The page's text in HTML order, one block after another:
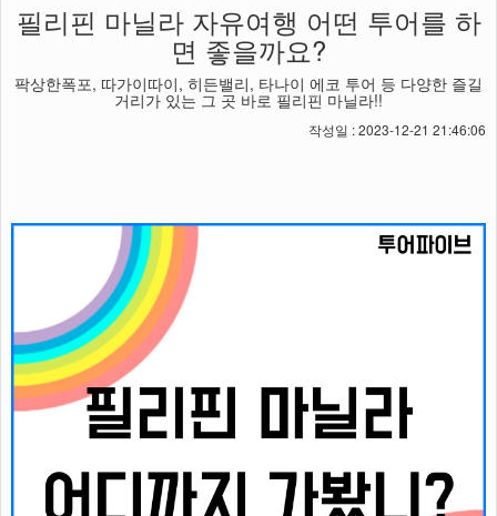
필리핀 마닐라 자유여행 어떤 투어를 하
면 좋을까요?
팍상한폭포, 따가이따이, 히든밸리, 타나이 에코 투어 등 다양한 즐길
거리가 있는 그 곳 바로 필리핀 마닐라!!
작성일 : 2023-12-21 21:46:06